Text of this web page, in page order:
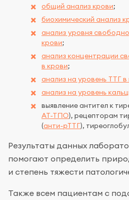
общий анализ крови;
биохимический анализ
анализ уровня
крови;
анализ концентрации
в крови;
анализ на уровень ТТГ в
анализ на уровень
выявление антител к
АТ-ТПО), рецепторам
(анти-рТТГ),
Результаты данных
помогают определить
и степень тяжести
Также всем пациентам с